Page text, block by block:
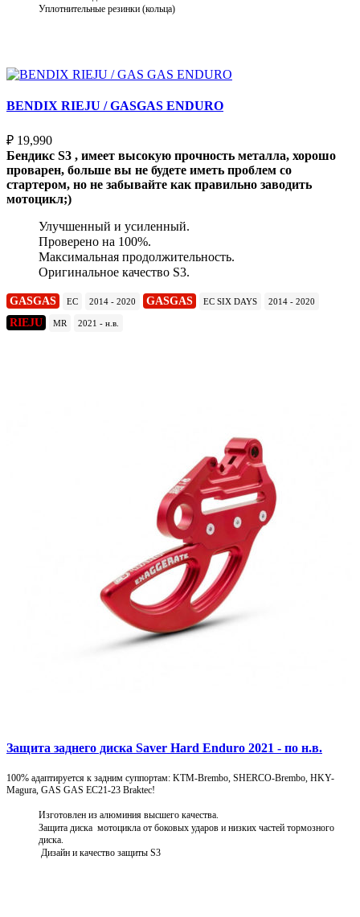
Уплотнительные резинки (кольца)
BENDIX RIEJU / GASGAS ENDURO
₽ 19,990
Бендикс S3 , имеет высокую прочность металла, хорошо
проварен, больше вы не будете иметь проблем со
стартером, но не забывайте как правильно заводить
мотоцикл;)
Улучшенный и усиленный.
Проверено на 100%.
Максимальная продолжительность.
Оригинальное качество S3.
GASGAS EC 2014 - 2020 GASGAS EC SIX DAYS 2014 - 2020
RIEJU MR 2021 - н.в.
Защита заднего диска Saver Hard Enduro 2021 - по н.в.
100% адаптируется к задним суппортам: KTM-Brembo, SHERCO-Brembo, HKY-
Magura, GAS GAS EC21-23 Braktec!
Изготовлен из алюминия высшего качества.
Защита диска мотоцикла от боковых ударов и низких частей тормозного
диска.
Дизайн и качество защиты S3